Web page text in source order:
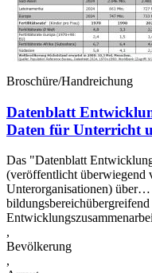
Broschüre/Handreichung
Datenblatt
Daten für Unterricht
Das "Datenblatt
(veröffentlicht überwiegend
Unterorganisationen) über…
bildungsbereichübergreifend
,
Bevölkerung
,